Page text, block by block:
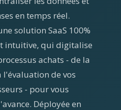
en temps réel.
solution SaaS 100%
intuitive, qui digitalise
achats - de la
de vos
- pour vous
Déployée en